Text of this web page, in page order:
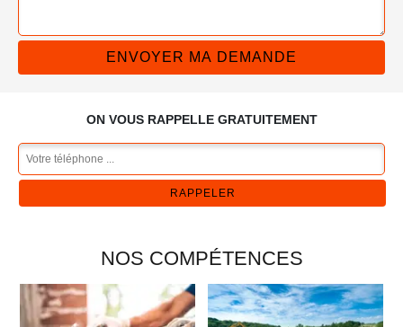
ON VOUS RAPPELLE GRATUITEMENT
NOS COMPÉTENCES